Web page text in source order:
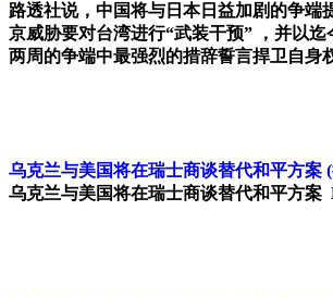
路透社说，中国将与日本日益加剧的争端
京威胁要对台湾进行“武装干预” ，并以
两周的争端中最强烈的措辞誓言捍卫自身
乌克兰与美国将在瑞士商谈替代和平方案
乌克兰与美国将在瑞士商谈替代和平方案